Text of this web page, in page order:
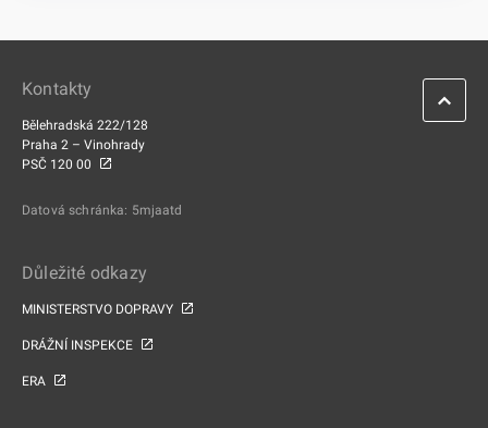
Kontakty
Bělehradská 222/128
Praha 2 – Vinohrady
PSČ 120 00
Datová schránka: 5mjaatd
Důležité odkazy
MINISTERSTVO DOPRAVY
DRÁŽNÍ INSPEKCE
ERA